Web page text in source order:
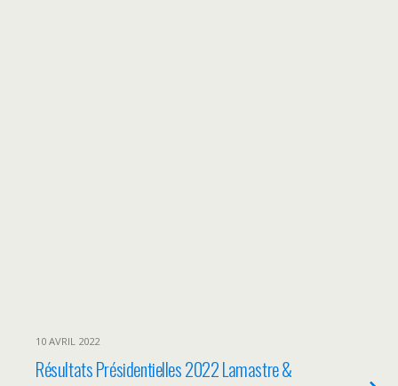
10 AVRIL 2022
Résultats Présidentielles 2022 Lamastre &